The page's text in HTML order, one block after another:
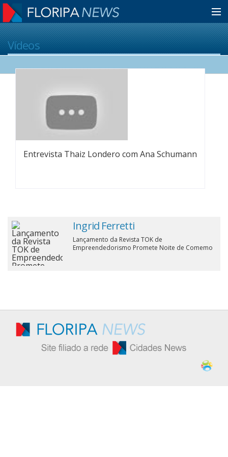
Home
Notícias
Colunistas
Classificados
Guia de Serviços
Cinema
Fale Conosco
Vídeos
Entrevista Thaiz Londero com Ana Schumann
Ingrid Ferretti
Lançamento da Revista TOK de
Empreendedorismo Promete Noite de Comemo